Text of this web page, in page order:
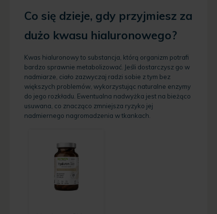
Co się dzieje, gdy przyjmiesz za
dużo kwasu hialuronowego?
Kwas hialuronowy to substancja, którą organizm potrafi
bardzo sprawnie metabolizować. Jeśli dostarczysz go w
nadmiarze, ciało zazwyczaj radzi sobie z tym bez
większych problemów, wykorzystując naturalne enzymy
do jego rozkładu. Ewentualna nadwyżka jest na bieżąco
usuwana, co znacząco zmniejsza ryzyko jej
nadmiernego nagromadzenia w tkankach.